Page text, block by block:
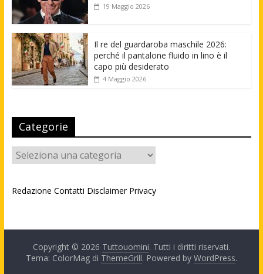
19 Maggio 2026
Il re del guardaroba maschile 2026:
perché il pantalone fluido in lino è il
capo più desiderato
4 Maggio 2026
Categorie
Categorie
Redazione Contatti Disclaimer Privacy
Copyright © 2026 Tuttouomini. Tutti i diritti riservati.
Tema: ColorMag di ThemeGrill. Powered by WordPress.